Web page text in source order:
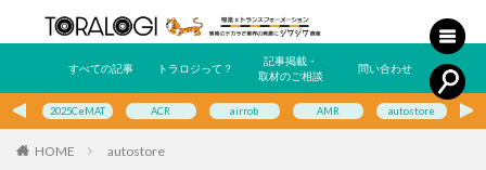
すべての記事 トラロジって？
記事掲載・
取材のご相談
問い合わせ
2025CeMAT ACR airrob AMR autostore
HOME autostore